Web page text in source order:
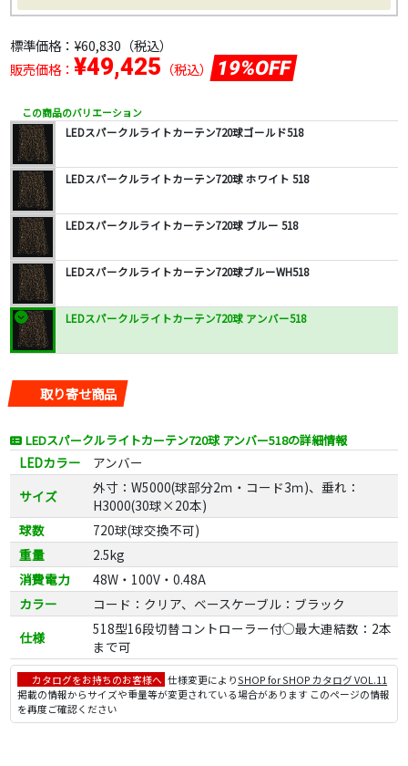
標準価格： ¥60,830 （税込）
販売価格： ¥49,425 （税込） 19%OFF
この商品のバリエーション
LEDスパークルライトカーテン720球ゴールド518
LEDスパークルライトカーテン720球 ホワイト 518
LEDスパークルライトカーテン720球 ブルー 518
LEDスパークルライトカーテン720球ブルーWH518
LEDスパークルライトカーテン720球 アンバー518
取り寄せ商品
LEDスパークルライトカーテン720球 アンバー518の詳細情報
LEDカラー
アンバー
サイズ
外寸：W5000(球部分2ｍ・コード3ｍ)、垂れ：
H3000(30球×20本)
球数
720球(球交換不可)
重量
2.5kg
消費電力
48W・100V・0.48A
カラー
コード：クリア、ベースケーブル：ブラック
仕様
518型16段切替コントローラー付◯最大連結数：2本
まで可
カタログをお持ちのお客様へ 仕様変更によりSHOP for SHOP カタログ VOL.11
掲載の情報からサイズや重量等が変更されている場合があります このページの情報
を再度ご確認ください